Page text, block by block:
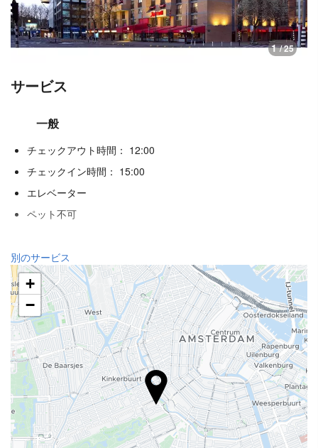
1 / 25
サービス
一般
チェックアウト時間： 12:00
チェックイン時間： 15:00
エレベーター
ペット不可
レセプションサービス
24時間対応フロント
荷物預かり
飲食
アラカルトレストラン
バー
ビジネス設備
別のサービス
+
−